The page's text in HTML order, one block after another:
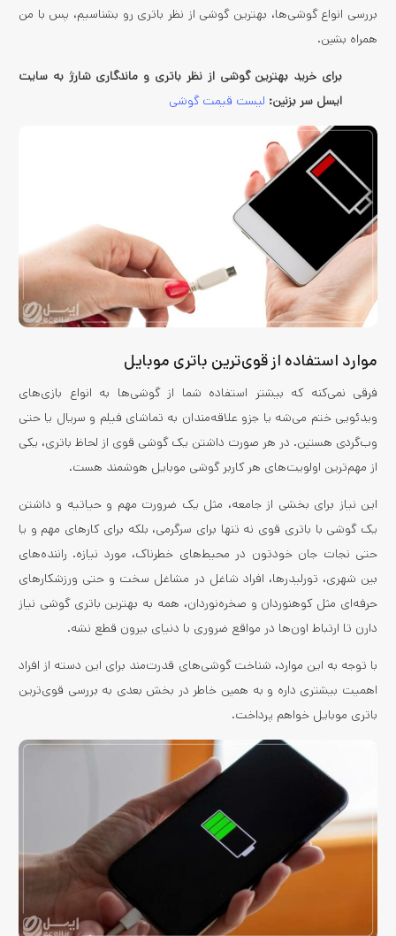
بررسی انواع گوشی‌ها، بهترین گوشی از نظر باتری رو بشناسیم، پس با من
همراه بشین.
برای خرید بهترین گوشی از نظر باتری و ماندگاری شارژ به سایت
ایسل سر بزنین: لیست قیمت گوشی
موارد استفاده از قوی‌ترین باتری موبایل
فرقی نمی‌کنه که بیشتر استفاده شما از گوشی‌ها به انواع بازی‌های
ویدئویی ختم می‌شه یا جزو علاقه‌مندان به تماشای فیلم و سریال یا حتی
وب‌گردی هستین. در هر صورت داشتن یک گوشی قوی از لحاظ باتری، یکی
از مهم‌ترین اولویت‌های هر کاربر گوشی موبایل هوشمند هست.
این نیاز برای بخشی از جامعه، مثل یک ضرورت مهم و حیاتیه و داشتن
یک گوشی با باتری قوی نه تنها برای سرگرمی، بلکه برای کارهای مهم و یا
حتی نجات جان خودتون در محیط‌های خطرناک، مورد نیازه. راننده‌های
بین شهری، تورلیدرها، افراد شاغل در مشاغل سخت و حتی ورزشکارهای
حرفه‌ای مثل کوهنوردان و صخره‌نوردان، همه به بهترین باتری گوشی نیاز
دارن تا ارتباط اون‌ها در مواقع ضروری با دنیای بیرون قطع نشه.
با توجه به این موارد، شناخت گوشی‌های قدرت‌مند برای این دسته از افراد
اهمیت بیشتری داره و به همین خاطر در بخش بعدی به بررسی قوی‌ترین
باتری موبایل خواهم پرداخت.